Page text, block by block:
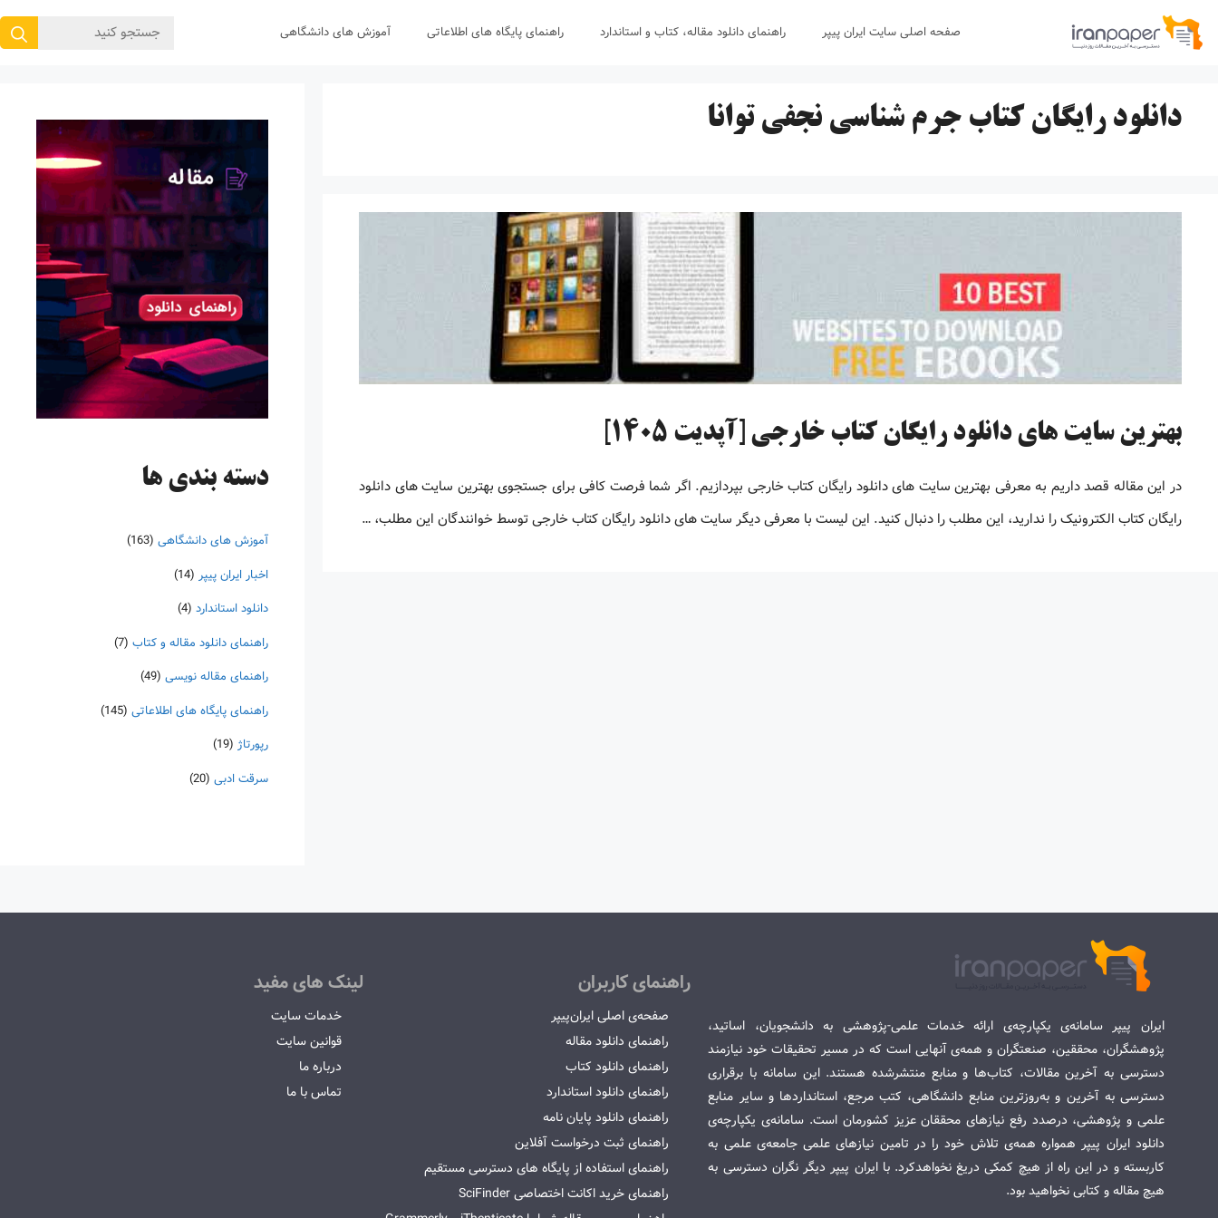
پرش
صفحه اصلی سایت ایران پیپر راهنمای دانلود مقاله، کتاب و استاندارد راهنمای پایگاه های اطلاعاتی آموزش های دانشگاهی
جستجوی
دانلود رایگان کتاب جرم شناسی نجفی توانا
بهترین سایت های دانلود رایگان کتاب خارجی [آپدیت 1405]
در این مقاله قصد داریم به معرفی بهترین سایت های دانلود رایگان کتاب خارجی بپردازیم. اگر شما فرصت کافی برای جستجوی بهترین سایت های دانلود
رایگان کتاب الکترونیک را ندارید، این مطلب را دنبال کنید. این لیست با معرفی دیگر سایت های دانلود رایگان کتاب خارجی توسط خوانندگان این مطلب، …
دسته‌ بندی ها
آموزش های دانشگاهی (163)
اخبار ایران پیپر (14)
دانلود استاندارد (4)
راهنمای دانلود مقاله و کتاب (7)
راهنمای مقاله نویسی (49)
راهنمای پایگاه های اطلاعاتی (145)
رپورتاژ (19)
سرقت ادبی (20)
ایران پیپر سامانه‌ی یکپارچه‌ی ارائه خدمات علمی-پژوهشی به دانشجویان، اساتید،
پژوهشگران، محققین، صنعتگران و همه‌ی آنهایی است که در مسیر تحقیقات خود نیازمند
دسترسی به آخرین مقالات، کتاب‌ها و منابع منتشرشده هستند. این سامانه با برقراری
دسترسی به آخرین و به‌روزترین منابع دانشگاهی، کتب مرجع، استانداردها و سایر منابع
علمی و پژوهشی، درصدد رفع نیازهای محققان عزیز کشورمان است. سامانه‌ی یکپارچه‌ی
دانلود ایران پیپر همواره همه‌ی تلاش خود را در تامین نیازهای علمی جامعه‌ی علمی به
کاربسته و در این راه از هیچ کمکی دریغ نخواهدکرد. با ایران پیپر دیگر نگران دسترسی به
هیچ مقاله و کتابی نخواهید بود.
راهنمای کاربران
صفحه‌ی اصلی ایران‌پیپر
راهنمای دانلود مقاله
راهنمای دانلود کتاب
راهنمای دانلود استاندارد
راهنمای دانلود پایان نامه
راهنمای ثبت درخواست آفلاین
راهنمای استفاده از پایگاه های دسترسی مستقیم
راهنمای خرید اکانت اختصاصی SciFinder
لینک های مفید
خدمات سایت
قوانین سایت
درباره ما
تماس با ما